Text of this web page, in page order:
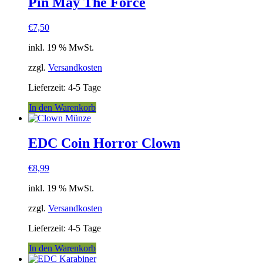
€7,50
inkl. 19 % MwSt.
zzgl. Versandkosten
Lieferzeit: 4-5 Tage
In den Warenkorb
EDC Coin Horror Clown
€8,99
inkl. 19 % MwSt.
zzgl. Versandkosten
Lieferzeit: 4-5 Tage
In den Warenkorb